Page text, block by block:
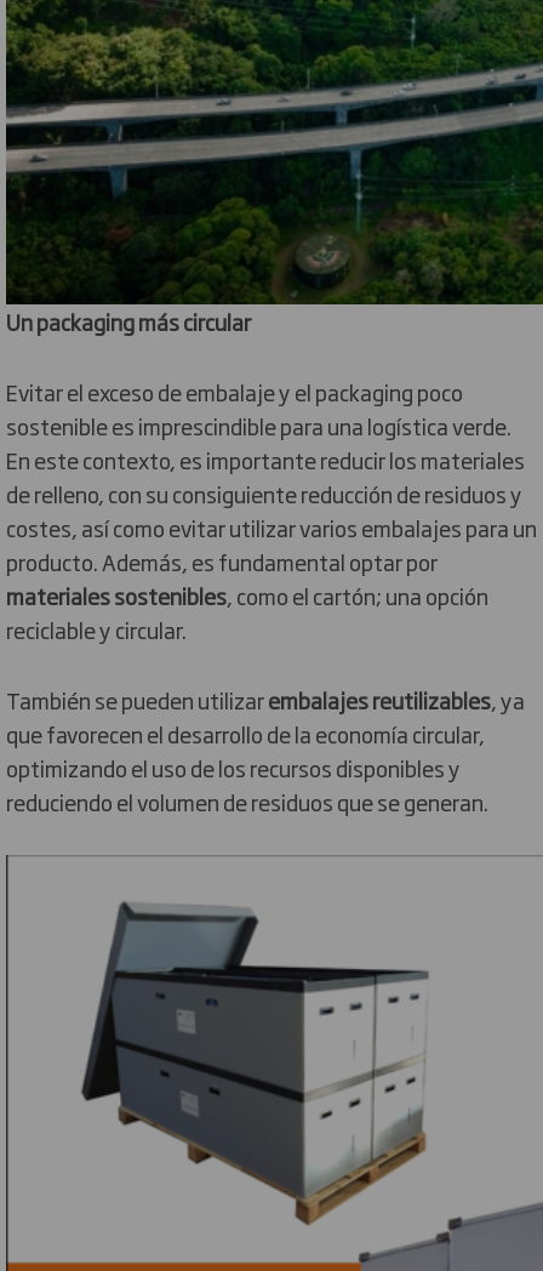
Un packaging más circular
Evitar el exceso de embalaje y el packaging poco
sostenible es imprescindible para una logística verde.
En este contexto, es importante reducir los materiales
de relleno, con su consiguiente reducción de residuos y
costes, así como evitar utilizar varios embalajes para un
producto. Además, es fundamental optar por
materiales sostenibles, como el cartón; una opción
reciclable y circular.
También se pueden utilizarembalajes reutilizables, ya
que favorecen el desarrollo de la economía circular,
optimizando el uso de los recursos disponibles y
reduciendo el volumen de residuos que se generan.